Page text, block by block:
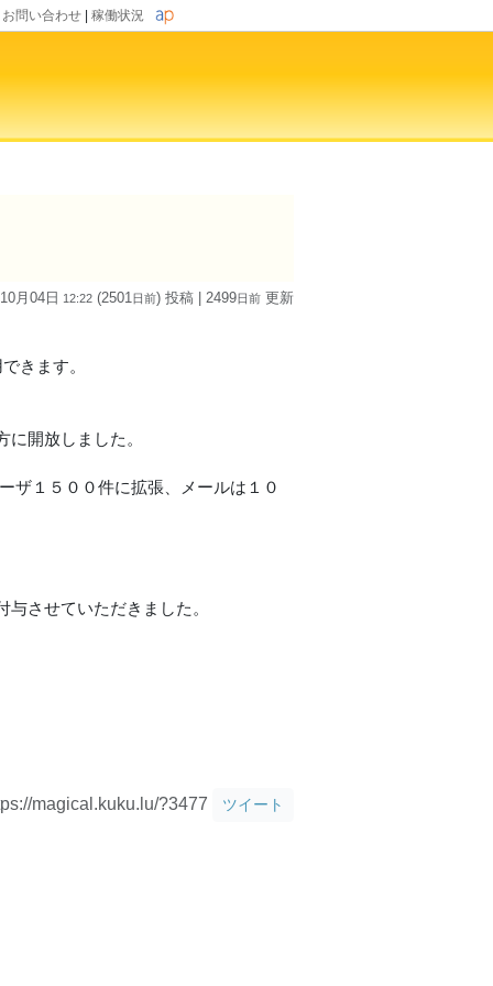
お問い合わせ 稼働状況
月04日 12:22 (2501日前) 投稿 | 2499日前 更新
きます。
開放しました。
ザ１５００件に拡張、メールは１０
させていただきました。
magical.kuku.lu/?3477 ツイート